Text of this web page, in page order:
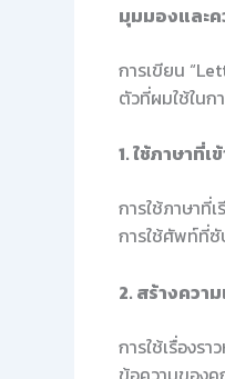
มุมมองและ
การเขียน
ตัวที่ผมใช้ในก
1. ใช้ภาษาที่เ
การใช้ภาษาที่
การใช้ศัพท์ที่ซั
2. สร้างควา
การใช้เรื่องร